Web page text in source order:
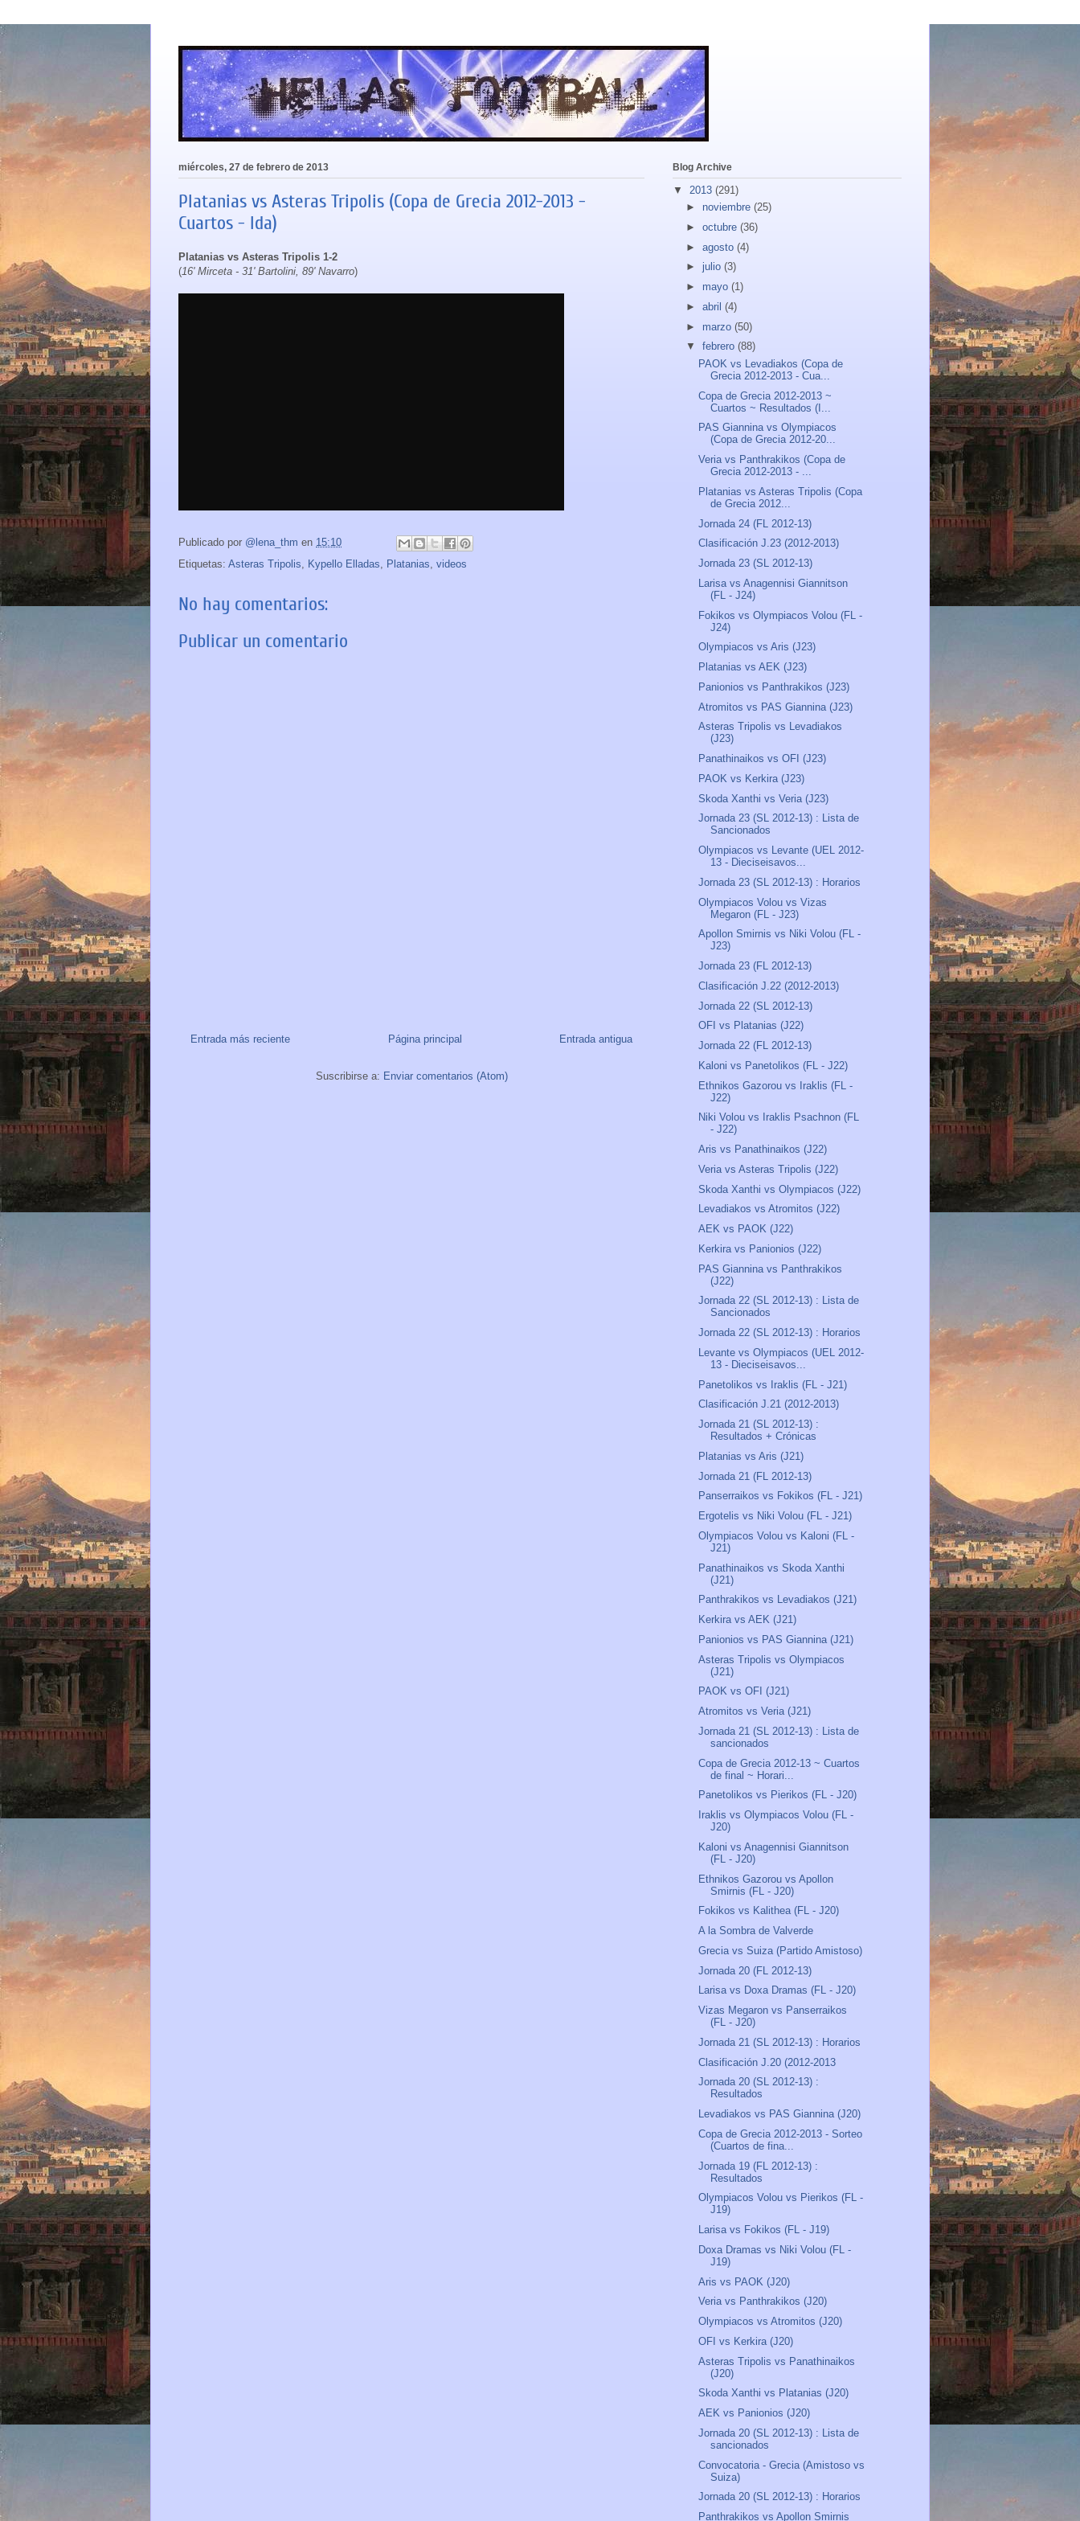
miércoles, 27 de febrero de 2013
Platanias vs Asteras Tripolis (Copa de Grecia 2012-2013 -
Cuartos - Ida)
Platanias vs Asteras Tripolis 1-2
(16' Mirceta - 31' Bartolini, 89' Navarro)
Publicado por @lena_thm en 15:10
Etiquetas: Asteras Tripolis Kypello Elladas Platanias videos
No hay comentarios:
Publicar un comentario
Entrada más reciente Entrada antigua
Página principal
Suscribirse a: Enviar comentarios (Atom)
Blog Archive
▼ 2013 (291)
► noviembre (25)
► octubre (36)
► agosto (4)
► julio (3)
► mayo (1)
► abril (4)
► marzo (50)
▼ febrero (88)
PAOK vs Levadiakos (Copa de
Grecia 2012-2013 - Cua...
Copa de Grecia 2012-2013 ~
Cuartos ~ Resultados (I...
PAS Giannina vs Olympiacos
(Copa de Grecia 2012-20...
Veria vs Panthrakikos (Copa de
Grecia 2012-2013 - ...
Platanias vs Asteras Tripolis (Copa
de Grecia 2012...
Jornada 24 (FL 2012-13)
Clasificación J.23 (2012-2013)
Jornada 23 (SL 2012-13)
Larisa vs Anagennisi Giannitson
(FL - J24)
Fokikos vs Olympiacos Volou (FL -
J24)
Olympiacos vs Aris (J23)
Platanias vs AEK (J23)
Panionios vs Panthrakikos (J23)
Atromitos vs PAS Giannina (J23)
Asteras Tripolis vs Levadiakos
(J23)
Panathinaikos vs OFI (J23)
PAOK vs Kerkira (J23)
Skoda Xanthi vs Veria (J23)
Jornada 23 (SL 2012-13) : Lista de
Sancionados
Olympiacos vs Levante (UEL 2012-
13 - Dieciseisavos...
Jornada 23 (SL 2012-13) : Horarios
Olympiacos Volou vs Vizas
Megaron (FL - J23)
Apollon Smirnis vs Niki Volou (FL -
J23)
Jornada 23 (FL 2012-13)
Clasificación J.22 (2012-2013)
Jornada 22 (SL 2012-13)
OFI vs Platanias (J22)
Jornada 22 (FL 2012-13)
Kaloni vs Panetolikos (FL - J22)
Ethnikos Gazorou vs Iraklis (FL -
J22)
Niki Volou vs Iraklis Psachnon (FL
- J22)
Aris vs Panathinaikos (J22)
Veria vs Asteras Tripolis (J22)
Skoda Xanthi vs Olympiacos (J22)
Levadiakos vs Atromitos (J22)
AEK vs PAOK (J22)
Kerkira vs Panionios (J22)
PAS Giannina vs Panthrakikos
(J22)
Jornada 22 (SL 2012-13) : Lista de
Sancionados
Jornada 22 (SL 2012-13) : Horarios
Levante vs Olympiacos (UEL 2012-
13 - Dieciseisavos...
Panetolikos vs Iraklis (FL - J21)
Clasificación J.21 (2012-2013)
Jornada 21 (SL 2012-13) :
Resultados + Crónicas
Platanias vs Aris (J21)
Jornada 21 (FL 2012-13)
Panserraikos vs Fokikos (FL - J21)
Ergotelis vs Niki Volou (FL - J21)
Olympiacos Volou vs Kaloni (FL -
J21)
Panathinaikos vs Skoda Xanthi
(J21)
Panthrakikos vs Levadiakos (J21)
Kerkira vs AEK (J21)
Panionios vs PAS Giannina (J21)
Asteras Tripolis vs Olympiacos
(J21)
PAOK vs OFI (J21)
Atromitos vs Veria (J21)
Jornada 21 (SL 2012-13) : Lista de
sancionados
Copa de Grecia 2012-13 ~ Cuartos
de final ~ Horari...
Panetolikos vs Pierikos (FL - J20)
Iraklis vs Olympiacos Volou (FL -
J20)
Kaloni vs Anagennisi Giannitson
(FL - J20)
Ethnikos Gazorou vs Apollon
Smirnis (FL - J20)
Fokikos vs Kalithea (FL - J20)
A la Sombra de Valverde
Grecia vs Suiza (Partido Amistoso)
Jornada 20 (FL 2012-13)
Larisa vs Doxa Dramas (FL - J20)
Vizas Megaron vs Panserraikos
(FL - J20)
Jornada 21 (SL 2012-13) : Horarios
Clasificación J.20 (2012-2013
Jornada 20 (SL 2012-13) :
Resultados
Levadiakos vs PAS Giannina (J20)
Copa de Grecia 2012-2013 - Sorteo
(Cuartos de fina...
Jornada 19 (FL 2012-13) :
Resultados
Olympiacos Volou vs Pierikos (FL -
J19)
Larisa vs Fokikos (FL - J19)
Doxa Dramas vs Niki Volou (FL -
J19)
Aris vs PAOK (J20)
Veria vs Panthrakikos (J20)
Olympiacos vs Atromitos (J20)
OFI vs Kerkira (J20)
Asteras Tripolis vs Panathinaikos
(J20)
Skoda Xanthi vs Platanias (J20)
AEK vs Panionios (J20)
Jornada 20 (SL 2012-13) : Lista de
sancionados
Convocatoria - Grecia (Amistoso vs
Suiza)
Jornada 20 (SL 2012-13) : Horarios
Panthrakikos vs Apollon Smirnis